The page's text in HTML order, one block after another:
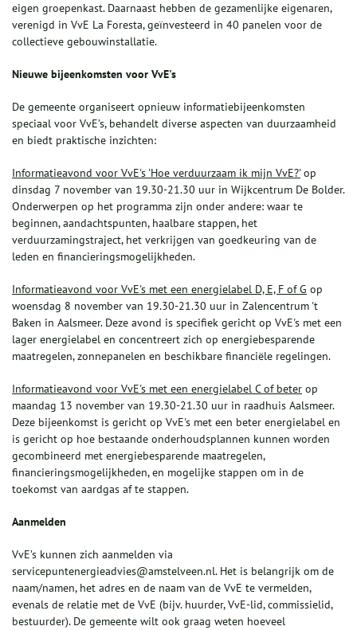
eigen groepenkast. Daarnaast hebben de gezamenlijke eigenaren,
verenigd in VvE La Foresta, geïnvesteerd in 40 panelen voor de
collectieve gebouwinstallatie.
Nieuwe bijeenkomsten voor VvE's
De gemeente organiseert opnieuw informatiebijeenkomsten
speciaal voor VvE’s, behandelt diverse aspecten van duurzaamheid
en biedt praktische inzichten:
Informatieavond voor VvE's 'Hoe verduurzaam ik mijn VvE?'op
dinsdag 7 november van 19.30-21.30 uur in Wijkcentrum De Bolder.
Onderwerpen op het programma zijn onder andere: waar te
beginnen, aandachtspunten, haalbare stappen, het
verduurzamingstraject, het verkrijgen van goedkeuring van de
leden en financieringsmogelijkheden.
Informatieavond voor VvE's met een energielabel D, E, F of G op
woensdag 8 november van 19.30-21.30 uur in Zalencentrum 't
Baken in Aalsmeer. Deze avond is specifiek gericht op VvE's met een
lager energielabel en concentreert zich op energiebesparende
maatregelen, zonnepanelen en beschikbare financiële regelingen.
Informatieavond voor VvE's met een energielabel C of beter op
maandag 13 november van 19.30-21.30 uur in raadhuis Aalsmeer.
Deze bijeenkomst is gericht op VvE's met een beter energielabel en
is gericht op hoe bestaande onderhoudsplannen kunnen worden
gecombineerd met energiebesparende maatregelen,
financieringsmogelijkheden, en mogelijke stappen om in de
toekomst van aardgas af te stappen.
Aanmelden
VvE’s kunnen zich aanmelden via
servicepuntenergieadvies@amstelveen.nl. Het is belangrijk om de
naam/namen, het adres en de naam van de VvE te vermelden,
evenals de relatie met de VvE (bijv. huurder, VvE-lid, commissielid,
bestuurder). De gemeente wilt ook graag weten hoeveel